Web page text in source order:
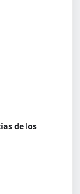
de los